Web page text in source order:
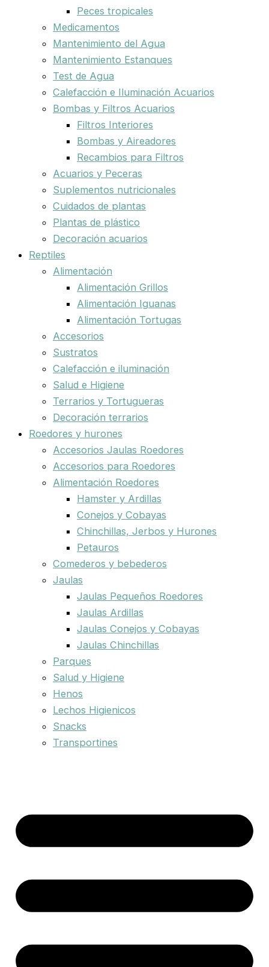
Peces tropicales
Medicamentos
Mantenimiento del Agua
Mantenimiento Estanques
Test de Agua
Calefacción e Iluminación Acuarios
Bombas y Filtros Acuarios
Filtros Interiores
Bombas y Aireadores
Recambios para Filtros
Acuarios y Peceras
Suplementos nutricionales
Cuidados de plantas
Plantas de plástico
Decoración acuarios
Reptiles
Alimentación
Alimentación Grillos
Alimentación Iguanas
Alimentación Tortugas
Accesorios
Sustratos
Calefacción e iluminación
Salud e Higiene
Terrarios y Tortugueras
Decoración terrarios
Roedores y hurones
Accesorios Jaulas Roedores
Accesorios para Roedores
Alimentación Roedores
Hamster y Ardillas
Conejos y Cobayas
Chinchillas, Jerbos y Hurones
Petauros
Comederos y bebederos
Jaulas
Jaulas Pequeños Roedores
Jaulas Ardillas
Jaulas Conejos y Cobayas
Jaulas Chinchillas
Parques
Salud y Higiene
Henos
Lechos Higienicos
Snacks
Transportines